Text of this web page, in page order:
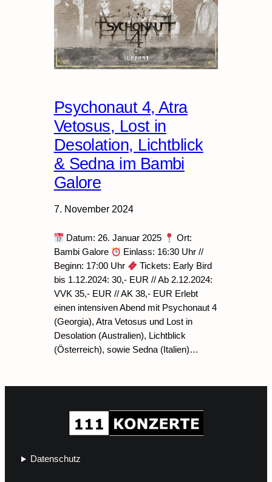
Psychonaut 4, Atra
Vetosus, Lost in
Desolation, Lichtblick
& Sedna im Bambi
Galore
7. November 2024
Datum: 26. Januar 2025
Ort:
Bambi Galore
Einlass: 16:30 Uhr //
Beginn: 17:00 Uhr
Tickets: Early Bird
bis 1.12.2024: 30,- EUR // Ab 2.12.2024:
VVK 35,- EUR // AK 38,- EUR Erlebt
einen intensiven Abend mit Psychonaut 4
(Georgia), Atra Vetosus und Lost in
Desolation (Australien), Lichtblick
(Österreich), sowie Sedna (Italien)…
Datenschutz